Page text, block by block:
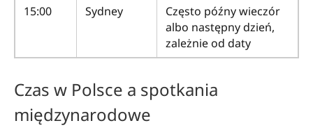
15:00
Sydney
Często późny wieczór
albo następny dzień,
zależnie od daty
Czas w Polsce a spotkania
międzynarodowe